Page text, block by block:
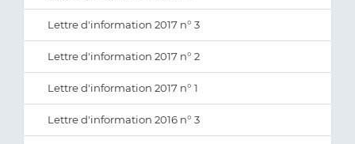
Lettre d'information 2017 n° 3
Lettre d'information 2017 n° 2
Lettre d'information 2017 n° 1
Lettre d'information 2016 n° 3